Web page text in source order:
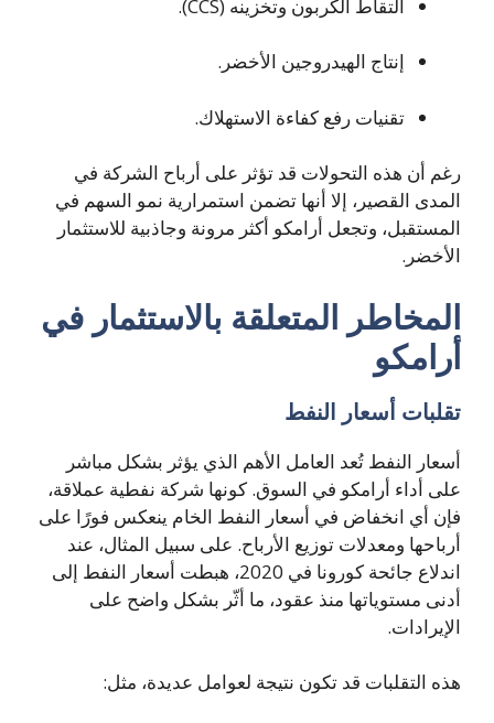
التقاط الكربون وتخزينه (CCS).
إنتاج الهيدروجين الأخضر.
تقنيات رفع كفاءة الاستهلاك.
رغم أن هذه التحولات قد تؤثر على أرباح الشركة في
المدى القصير، إلا أنها تضمن استمرارية نمو السهم في
المستقبل، وتجعل أرامكو أكثر مرونة وجاذبية للاستثمار
الأخضر.
المخاطر المتعلقة بالاستثمار في
أرامكو
تقلبات أسعار النفط
أسعار النفط تُعد العامل الأهم الذي يؤثر بشكل مباشر
على أداء أرامكو في السوق. كونها شركة نفطية عملاقة،
فإن أي انخفاض في أسعار النفط الخام ينعكس فورًا على
أرباحها ومعدلات توزيع الأرباح. على سبيل المثال، عند
اندلاع جائحة كورونا في 2020، هبطت أسعار النفط إلى
أدنى مستوياتها منذ عقود، ما أثّر بشكل واضح على
الإيرادات.
هذه التقلبات قد تكون نتيجة لعوامل عديدة، مثل: